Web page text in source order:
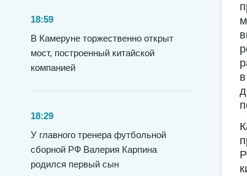
18:59
В Камеруне торжественно открыт
мост, построенный китайской
компанией
18:29
У главного тренера футбольной
сборной РФ Валерия Карпина
родился первый сын